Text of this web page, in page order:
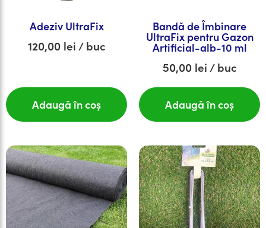
Adeziv UltraFix
120,00 lei / buc
Adaugă în coș
Bandă de Îmbinare
UltraFix pentru Gazon
Artificial-alb-10 ml
50,00 lei / buc
Adaugă în coș